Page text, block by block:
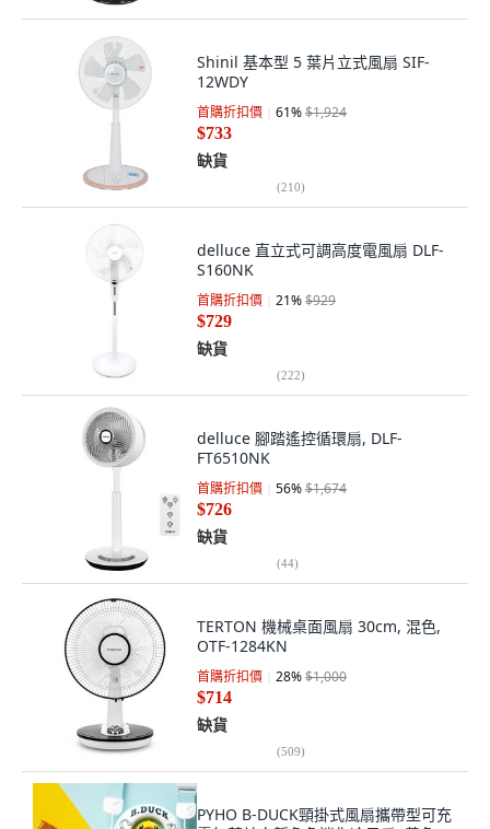
Shinil 基本型 5 葉片立式風扇 SIF-
12WDY
首購折扣價 61%$1,924
$733
缺貨
(210)
delluce 直立式可調高度電風扇 DLF-
S160NK
首購折扣價 21%$929
$729
缺貨
(222)
delluce 腳踏遙控循環扇, DLF-
FT6510NK
首購折扣價 56%$1,674
$726
缺貨
(44)
TERTON 機械桌面風扇 30cm, 混色,
OTF-1284KN
首購折扣價 28%$1,000
$714
缺貨
(509)
PYHO B-DUCK頸掛式風扇攜帶型可充